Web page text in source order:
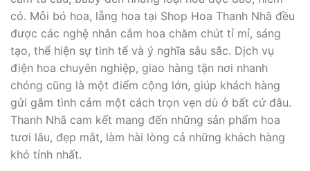
có. Mỗi bó hoa, lẵng hoa tại Shop Hoa Thanh Nhã đều
được các nghệ nhân cắm hoa chăm chút tỉ mỉ, sáng
tạo, thể hiện sự tinh tế và ý nghĩa sâu sắc. Dịch vụ
điện hoa chuyên nghiệp, giao hàng tận nơi nhanh
chóng cũng là một điểm cộng lớn, giúp khách hàng
gửi gắm tình cảm một cách trọn vẹn dù ở bất cứ đâu.
Thanh Nhã cam kết mang đến những sản phẩm hoa
tươi lâu, đẹp mắt, làm hài lòng cả những khách hàng
khó tính nhất.